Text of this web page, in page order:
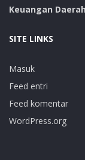
Keuangan Daerah
SITE LINKS
Masuk
Feed entri
Feed komentar
WordPress.org